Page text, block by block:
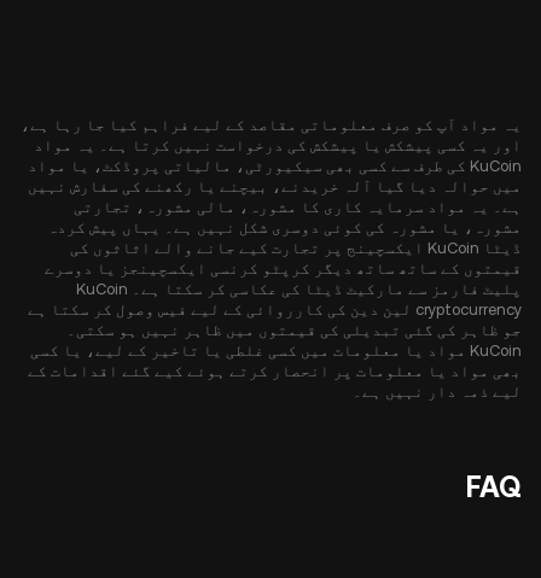
یہ مواد آپ کو صرف معلوماتی مقاصد کے لیے فراہم کیا جا رہا ہے،
اور یہ کسی پیشکش یا پیشکش کی درخواست نہیں کرتا ہے۔ یہ مواد
KuCoin کی طرف سے کسی بھی سیکیورٹی، مالیاتی پروڈکٹ، یا مواد
میں حوالہ دیا گیا آلہ خریدنے، بیچنے یا رکھنے کی سفارش نہیں
ہے۔ یہ مواد سرمایہ کاری کا مشورہ، مالی مشورہ، تجارتی
مشورہ، یا مشورہ کی کوئی دوسری شکل نہیں ہے۔ یہاں پیش کردہ
ڈیٹا KuCoin ایکسچینج پر تجارت کیے جانے والے اثاثوں کی
قیمتوں کے ساتھ ساتھ دیگر کرپٹو کرنسی ایکسچینجز یا دوسرے
پلیٹ فارمز سے مارکیٹ ڈیٹا کی عکاسی کر سکتا ہے۔ KuCoin
cryptocurrency لین دین کی کارروائی کے لیے فیس وصول کر سکتا ہے
جو ظاہر کی گئی تبدیلی کی قیمتوں میں ظاہر نہیں ہو سکتی۔
KuCoin مواد یا معلومات میں کسی غلطی یا تاخیر کے لیے، یا کسی
بھی مواد یا معلومات پر انحصار کرتے ہوئے کیے گئے اقدامات کے
لیے ذمہ دار نہیں ہے۔
FAQ